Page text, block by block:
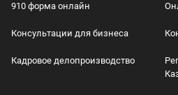
910 форма онлайн
Консультации для бизнеса
Кадровое делопроизводство